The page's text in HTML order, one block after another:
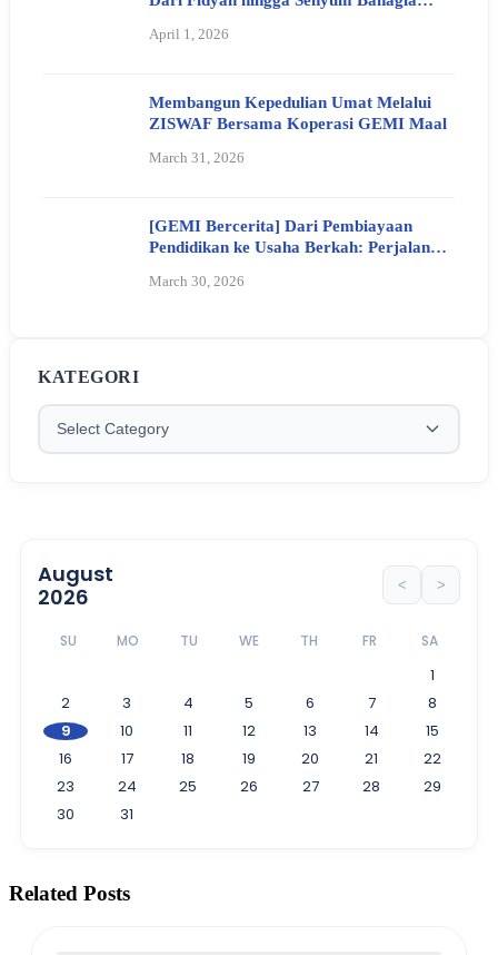
April 1, 2026
Membangun Kepedulian Umat Melalui
ZISWAF Bersama Koperasi GEMI Maal
March 31, 2026
[GEMI Bercerita] Dari Pembiayaan
Pendidikan ke Usaha Berkah: Perjalanan
March 30, 2026
KATEGORI
August
2026
< >
SU MO TU WE TH FR SA
1
2
3 4 5 6 7
8
9
10 11 12 13 14
15
16
17 18 19 20 21
22
23
24 25 26 27 28
29
30
31
Related Posts